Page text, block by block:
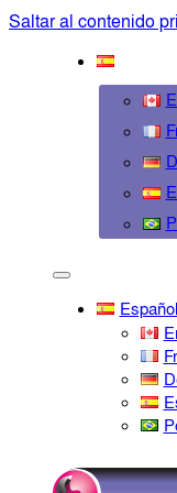
Saltar al contenido
Español